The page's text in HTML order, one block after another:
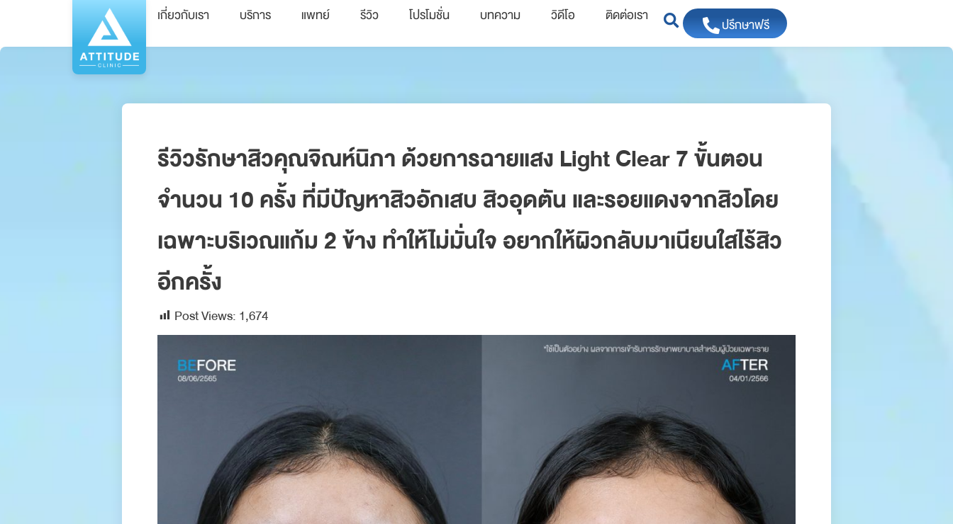
เกี่ยวกับเรา บริการ แพทย์ รีวิว โปรโมชั่น บทความ วิดีโอ ติดต่อเรา
ปรึกษาฟรี
รีวิวรักษาสิวคุณจิณห์นิภา ด้วยการฉายแสง Light Clear 7 ขั้นตอน
จำนวน 10 ครั้ง ที่มีปัญหาสิวอักเสบ สิวอุดตัน และรอยแดงจากสิวโดย
เฉพาะบริเวณแก้ม 2 ข้าง ทำให้ไม่มั่นใจ อยากให้ผิวกลับมาเนียนใสไร้สิว
อีกครั้ง
Post Views: 1,674